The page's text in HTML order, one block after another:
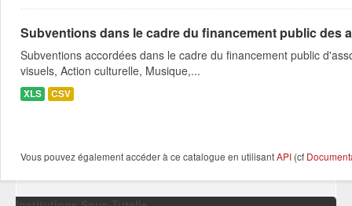
Subventions dans le cadre du financement public des
Subventions accordées dans le cadre du financement public
visuels, Action culturelle, Musique,...
XLS CSV
Vous pouvez également accéder à ce catalogue en utilisantAPI (cf